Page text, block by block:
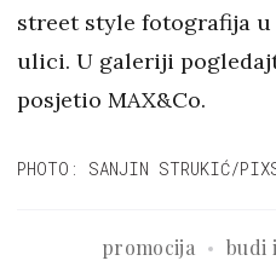
street style fotografija
ulici. U galeriji
posjetio MAX&Co.
PHOTO: SANJIN STRUKIĆ/
promocija budi